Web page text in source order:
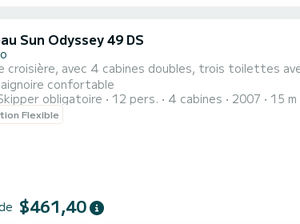
Sun Odyssey 49 DS
croisière, avec 4 cabines doubles, trois toilettes
confortable
obligatoire 12 pers. 4 cabines 2007 15 m
Flexible
$461,40